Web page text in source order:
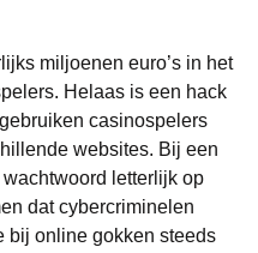
miljoenen euro’s in het
Helaas is een hack
casinospelers
websites. Bij een
letterlijk op
dat cybercriminelen
bij online gokken steeds